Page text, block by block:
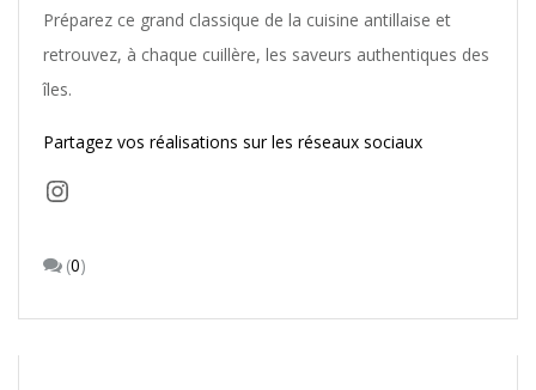
Préparez ce grand classique de la cuisine antillaise et
retrouvez, à chaque cuillère, les saveurs authentiques des
îles.
Partagez vos réalisations sur les réseaux sociaux
Instagram
(0)